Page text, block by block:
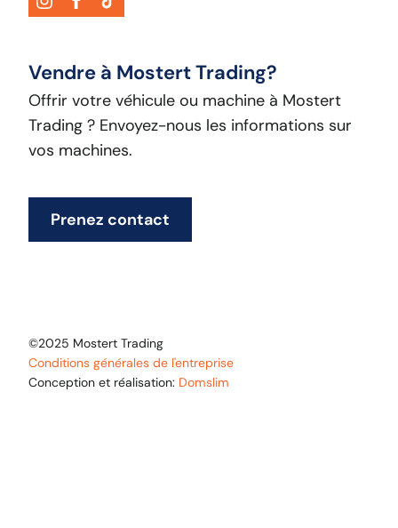
Vendre à Mostert Trading?
Offrir votre véhicule ou machine à Mostert
Trading ? Envoyez-nous les informations sur
vos machines.
Prenez contact
©2025 Mostert Trading
Conditions générales de l'entreprise
Conception et réalisation: Domslim